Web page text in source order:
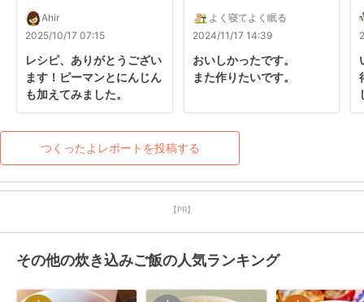
Ahir
2025/10/17 07:15
レシピ、ありがとうござい
ます！ピーマンとにんじん
も加えてみました。
よく寝てよく眠る
2024/11/17 14:39
おいしかったです。
また作りたいです。
つくったよレポートを投稿する
【PR】
その他の炊き込みご飯の人気ランキング